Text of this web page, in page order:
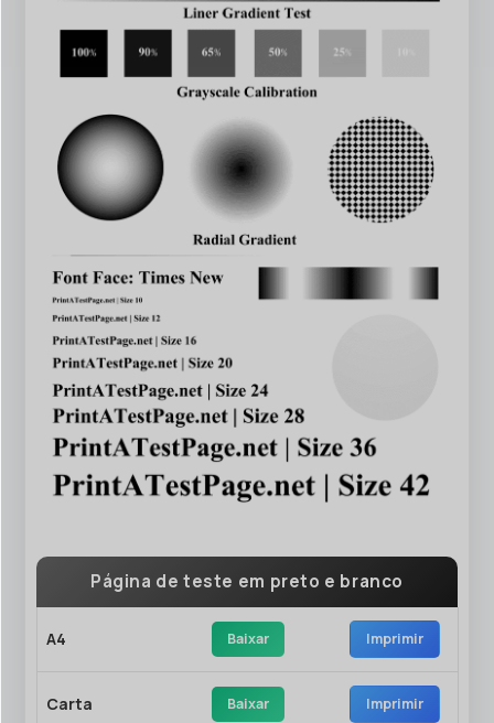
Página de teste em preto e branco
A4 Baixar Imprimir
Carta Baixar Imprimir